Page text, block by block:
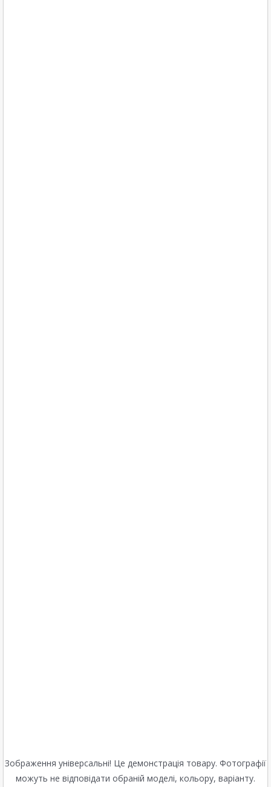
Зображення універсальні! Це демонстрація товару. Фотографії
можуть не відповідати обраній моделі, кольору, варіанту.